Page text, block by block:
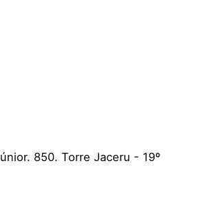
850. Torre Jaceru - 19º